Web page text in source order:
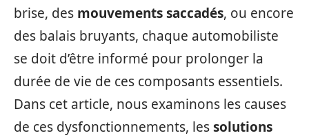
brise, des mouvements saccadés, ou encore
des balais bruyants, chaque automobiliste
se doit d’être informé pour prolonger la
durée de vie de ces composants essentiels.
Dans cet article, nous examinons les causes
de ces dysfonctionnements, lessolutions